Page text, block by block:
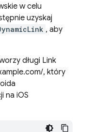
w celu
uzyskaj
, aby
długi Link
, który
na iOS